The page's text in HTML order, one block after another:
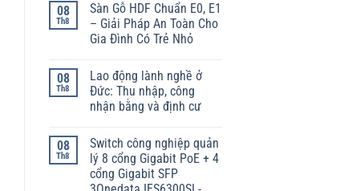
08
Th8
Sàn Gỗ HDF Chuẩn E0, E1
– Giải Pháp An Toàn Cho
Gia Đình Có Trẻ Nhỏ
08
Th8
Lao động lành nghề ở
Đức: Thu nhập, công
nhận bằng và định cư
08
Th8
Switch công nghiệp quản
lý 8 cổng Gigabit PoE + 4
cổng Gigabit SFP